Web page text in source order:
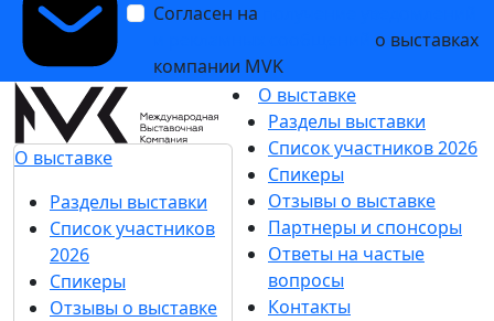
Согласен на
о выставках
компании MVK
О выставке
Разделы выставки
Список участников
2026
Спикеры
Отзывы о выставке
О выставке
Разделы выставки
Список участников 2026
Спикеры
Отзывы о выставке
Партнеры и спонсоры
Ответы на частые
вопросы
Контакты